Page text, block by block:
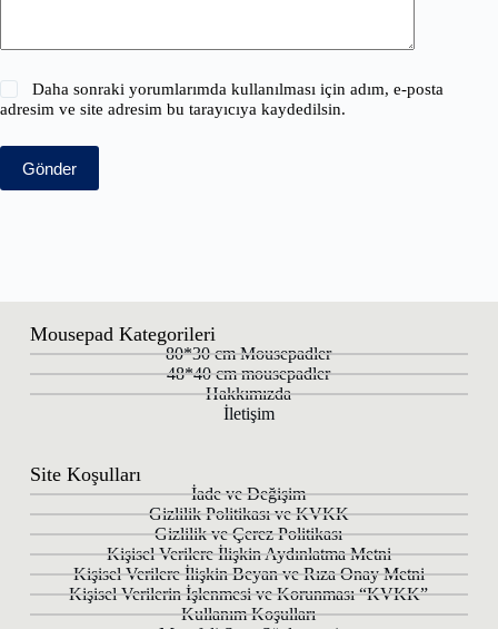
Daha sonraki yorumlarımda kullanılması için adım, e-posta
adresim ve site adresim bu tarayıcıya kaydedilsin.
Gönder
Mousepad Kategorileri
80*30 cm Mousepadler
48*40 cm mousepadler
Hakkımızda
İletişim
Site Koşulları
İade ve Değişim
Gizlilik Politikası ve KVKK
Gizlilik ve Çerez Politikası
Kişisel Verilere İlişkin Aydınlatma Metni
Kişisel Verilere İlişkin Beyan ve Rıza Onay Metni
Kişisel Verilerin İşlenmesi ve Korunması “KVKK”
Kullanım Koşulları